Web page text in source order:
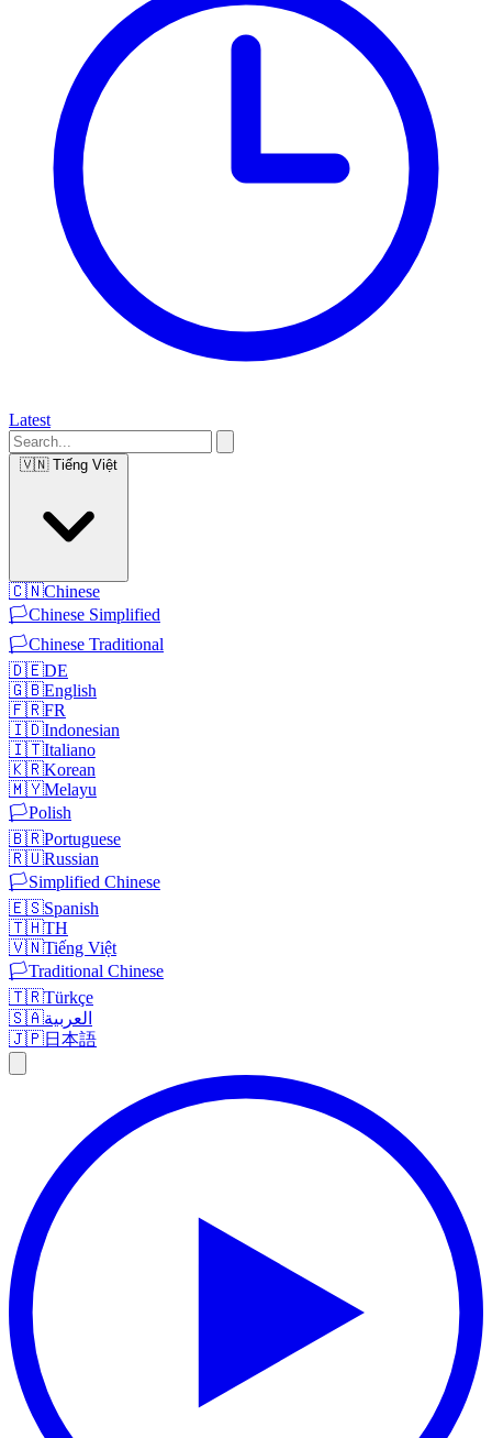
Latest
🇻🇳 Tiếng Việt
🇨🇳Chinese
🏳️Chinese Simplified
🏳️Chinese Traditional
🇩🇪DE
🇬🇧English
🇫🇷FR
🇮🇩Indonesian
🇮🇹Italiano
🇰🇷Korean
🇲🇾Melayu
🏳️Polish
🇧🇷Portuguese
🇷🇺Russian
🏳️Simplified Chinese
🇪🇸Spanish
🇹🇭TH
🇻🇳Tiếng Việt
🏳️Traditional Chinese
🇹🇷Türkçe
🇸🇦العربية
🇯🇵日本語